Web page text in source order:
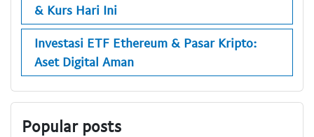
& Kurs Hari Ini
Investasi ETF Ethereum & Pasar Kripto:
Aset Digital Aman
Popular posts